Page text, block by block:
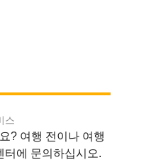
스
? 여행 전이나 여행
터에 문의하십시오.